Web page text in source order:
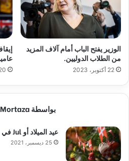
الوزير يفتح الباب أمام آلاف المزيد
من الطلاب الدوليين.
22 أكتوبر، 2023 20 أكتوبر،
بواسطة Adam Mortaza
عيد الميلاد أو Jul في الدنمارك
25 ديسمبر، 2021